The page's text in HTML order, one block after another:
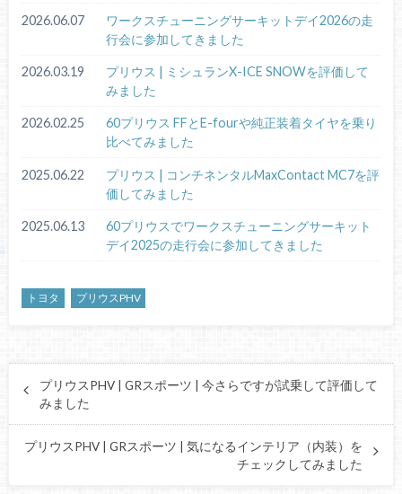
2026.06.07
ワークスチューニングサーキットデイ2026の走
行会に参加してきました
2026.03.19
プリウス | ミシュランX-ICE SNOWを評価して
みました
2026.02.25
60プリウス FFとE-fourや純正装着タイヤを乗り
比べてみました
2025.06.22
プリウス | コンチネンタルMaxContact MC7を評
価してみました
2025.06.13
60プリウスでワークスチューニングサーキット
デイ2025の走行会に参加してきました
トヨタ プリウスPHV
プリウスPHV | GRスポーツ | 今さらですが試乗して評価して
みました
プリウスPHV | GRスポーツ | 気になるインテリア（内装）を
チェックしてみました